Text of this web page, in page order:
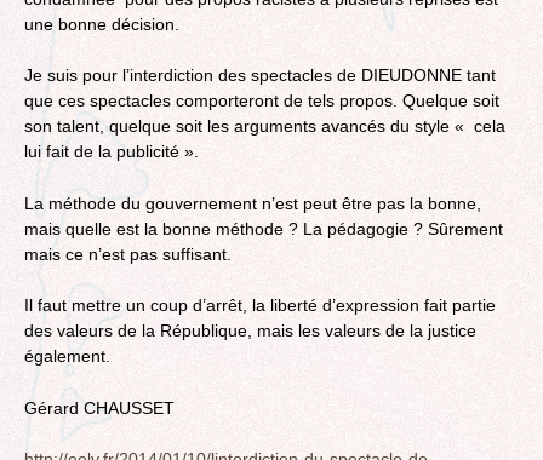
une bonne décision.
Je suis pour l’interdiction des spectacles de DIEUDONNE tant
que ces spectacles comporteront de tels propos. Quelque soit
son talent, quelque soit les arguments avancés du style « cela
lui fait de la publicité ».
La méthode du gouvernement n’est peut être pas la bonne,
mais quelle est la bonne méthode ? La pédagogie ? Sûrement
mais ce n’est pas suffisant.
Il faut mettre un coup d’arrêt, la liberté d’expression fait partie
des valeurs de la République, mais les valeurs de la justice
également.
Gérard CHAUSSET